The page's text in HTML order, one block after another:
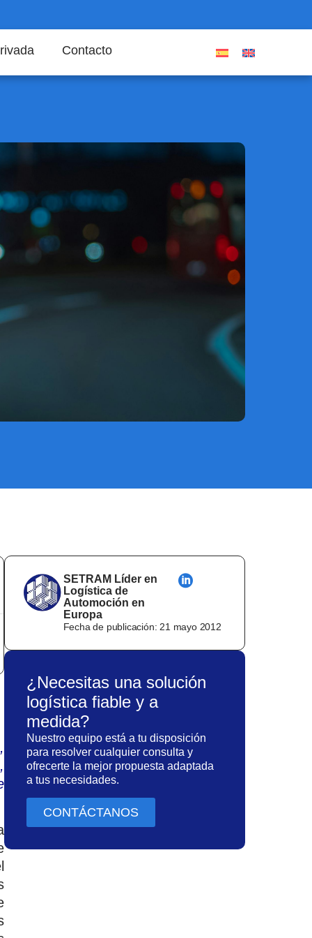
Contacto
,
SETRAM Líder en
Logística de
Automoción en
Europa
Fecha de publicación: 21 mayo 2012
¿Necesitas una solución
logística fiable y a
medida?
Nuestro equipo está a tu disposición
para resolver cualquier consulta y
ofrecerte la mejor propuesta adaptada
a tus necesidades.
CONTÁCTANOS